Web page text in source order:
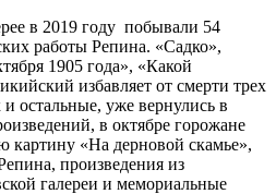
в 2019 году побывали 54
работы Репина. «Садко»,
1905 года», «Какой
избавляет от смерти трех
остальные, уже вернулись в
в октябре горожане
картину «На дерновой скамье»,
произведения из
галереи и мемориальные